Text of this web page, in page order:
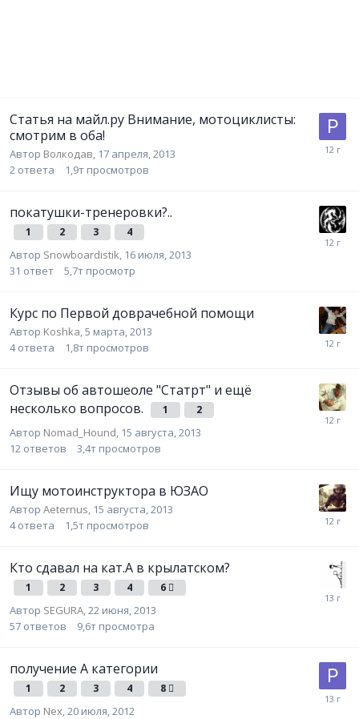
Статья на майл.ру Внимание, мотоциклисты:
смотрим в оба!
Автор Волкодав 17 апреля, 2013
2 ответа 1,9т просмотров
покатушки-тренеровки?..
1 2 3 4
Автор Snowboardistik 16 июля, 2013
31 ответ 5,7т просмотр
Курс по Первой доврачебной помощи
Автор Koshka 5 марта, 2013
4 ответа 1,8т просмотров
Отзывы об автошеоле "Статрт" и ещё
несколько вопросов.
1 2
Автор Nomad_Hound 15 августа, 2013
12 ответов 3,4т просмотров
Ищу мотоинструктора в ЮЗАО
Автор Aeternus 15 августа, 2013
4 ответа 1,5т просмотров
Кто сдавал на кат.А в крылатском?
1 2 3 4 6
Автор SEGURA 22 июня, 2013
57 ответов 9,6т просмотра
получение А категории
1 2 3 4 8
Автор Nex 20 июля, 2012